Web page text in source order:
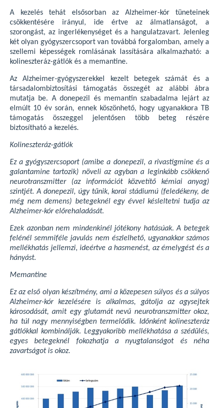
A kezelés tehát elsősorban az Alzheimer-kór tüneteinek
csökkentésére irányul, ide értve az álmatlanságot, a
szorongást, az ingerlékenységet és a hangulatzavart. Jelenleg
két olyan gyógyszercsoport van továbbá forgalomban, amely a
szellemi képességek romlásának lassítására alkalmazható: a
kolineszteráz-gátlók és a memantine.
Az Alzheimer-gyógyszerekkel kezelt betegek számát és a
társadalombiztosítási támogatás összegét az alábbi ábra
mutatja be. A donepezil és memantin szabadalma lejárt az
elmúlt 10 év során, ennek köszönhető, hogy ugyanakkora TB
támogatás összeggel jelentősen több beteg részére
biztosítható a kezelés.
Kolineszteráz-gátlók
Ez a gyógyszercsoport (amibe a donepezil, a rivastigmine és a
galantamine tartozik) növeli az agyban a leginkább csökkenő
neurotranszmitter (az információt közvetítő kémiai anyag)
szintjét. A donepezil, úgy tűnik, korai stádiumú (feledékeny, de
még nem demens) betegeknél egy évvel késleltetni tudja az
Alzheimer-kór előrehaladását.
Ezek azonban nem mindenkinél jótékony hatásúak. A betegek
felénél semmiféle javulás nem észlelhető, ugyanakkor számos
mellékhatás jellemzi, ideértve a hasmenést, az émelygést és a
hányást.
Memantine
Ez az első olyan készítmény, ami a közepesen súlyos és a súlyos
Alzheimer-kór kezelésére is alkalmas, gátolja az agysejtek
károsodását, amit egy glutamát nevű neurotranszmitter okoz,
ha túl nagy mennyiségben termelődik. Időnként kolineszteráz
gátlókkal kombinálják. Leggyakoribb mellékhatása a szédülés,
egyes betegeknél fokozhatja a nyugtalanságot és néha
zavartságot is okoz.